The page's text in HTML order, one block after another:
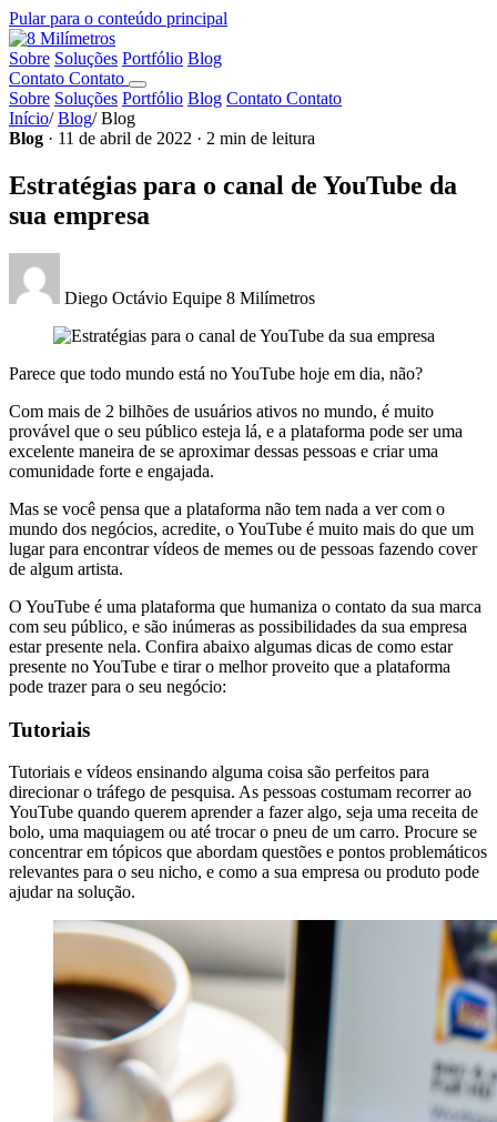
Pular para o conteúdo principal
Sobre Soluções Portfólio Blog
Contato Contato
Sobre Soluções Portfólio Blog Contato Contato
Início/ Blog/ Blog
Blog · 11 de abril de 2022 · 2 min de leitura
Estratégias para o canal de YouTube da
sua empresa
Diego Octávio Equipe 8 Milímetros
Parece que todo mundo está no YouTube hoje em dia, não?
Com mais de 2 bilhões de usuários ativos no mundo, é muito
provável que o seu público esteja lá, e a plataforma pode ser uma
excelente maneira de se aproximar dessas pessoas e criar uma
comunidade forte e engajada.
Mas se você pensa que a plataforma não tem nada a ver com o
mundo dos negócios, acredite, o YouTube é muito mais do que um
lugar para encontrar vídeos de memes ou de pessoas fazendo cover
de algum artista.
O YouTube é uma plataforma que humaniza o contato da sua marca
com seu público, e são inúmeras as possibilidades da sua empresa
estar presente nela. Confira abaixo algumas dicas de como estar
presente no YouTube e tirar o melhor proveito que a plataforma
pode trazer para o seu negócio:
Tutoriais
Tutoriais e vídeos ensinando alguma coisa são perfeitos para
direcionar o tráfego de pesquisa. As pessoas costumam recorrer ao
YouTube quando querem aprender a fazer algo, seja uma receita de
bolo, uma maquiagem ou até trocar o pneu de um carro. Procure se
concentrar em tópicos que abordam questões e pontos problemáticos
relevantes para o seu nicho, e como a sua empresa ou produto pode
ajudar na solução.